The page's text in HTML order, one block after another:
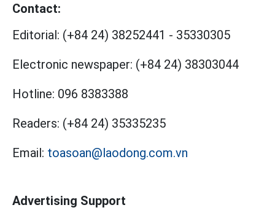
Contact:
Editorial: (+84 24) 38252441 - 35330305
Electronic newspaper: (+84 24) 38303044
Hotline: 096 8383388
Readers: (+84 24) 35335235
Email: toasoan@laodong.com.vn
Advertising Support